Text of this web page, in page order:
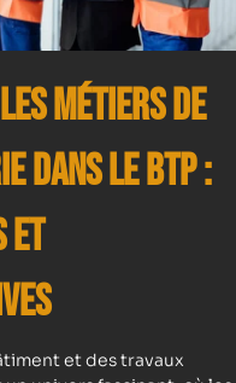
Métiers de
dans le BTP :
et
et des travaux